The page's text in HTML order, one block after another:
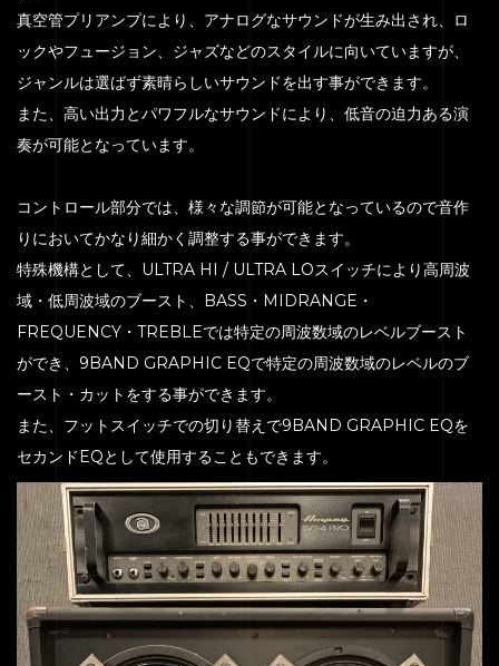
SERVICE
ENGENEER
EQUIPMENT
ACCESS
BLOG
CONTACT
真空管プリアンプにより、アナログなサウンドが生み出され、ロ
ックやフュージョン、ジャズなどのスタイルに向いていますが、
ジャンルは選ばず素晴らしいサウンドを出す事ができます。
また、高い出力とパワフルなサウンドにより、低音の迫力ある演
奏が可能となっています。
コントロール部分では、様々な調節が可能となっているので音作
りにおいてかなり細かく調整する事ができます。
特殊機構として、ULTRA HI / ULTRA LOスイッチにより高周波
域・低周波域のブースト、BASS・MIDRANGE・
FREQUENCY・TREBLEでは特定の周波数域のレベルブースト
ができ、9BAND GRAPHIC EQで特定の周波数域のレベルのブ
ースト・カットをする事ができます。
また、フットスイッチでの切り替えで9BAND GRAPHIC EQを
セカンドEQとして使用することもできます。